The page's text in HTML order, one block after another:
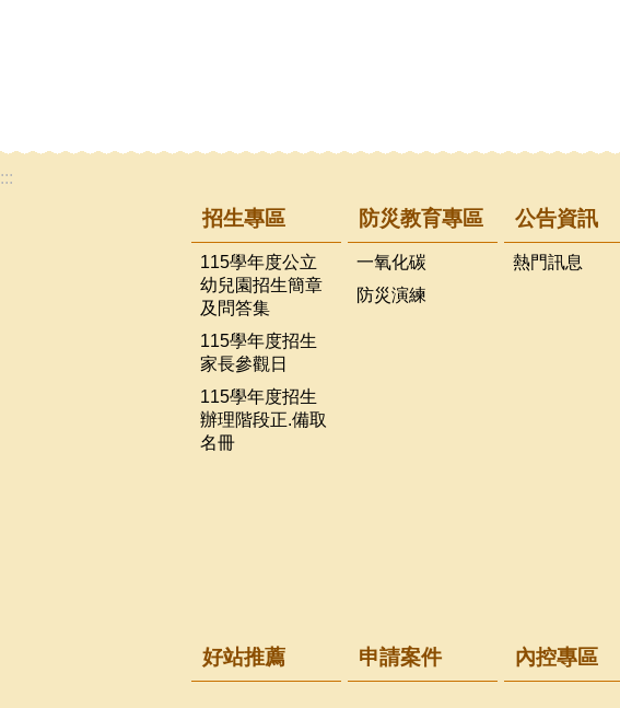
:::
招生專區
115學年度公立
幼兒園招生簡章
及問答集
115學年度招生
家長參觀日
115學年度招生
辦理階段正.備取
名冊
防災教育專區
一氧化碳
防災演練
公告資訊
熱門訊息
好站推薦 申請案件 內控專區